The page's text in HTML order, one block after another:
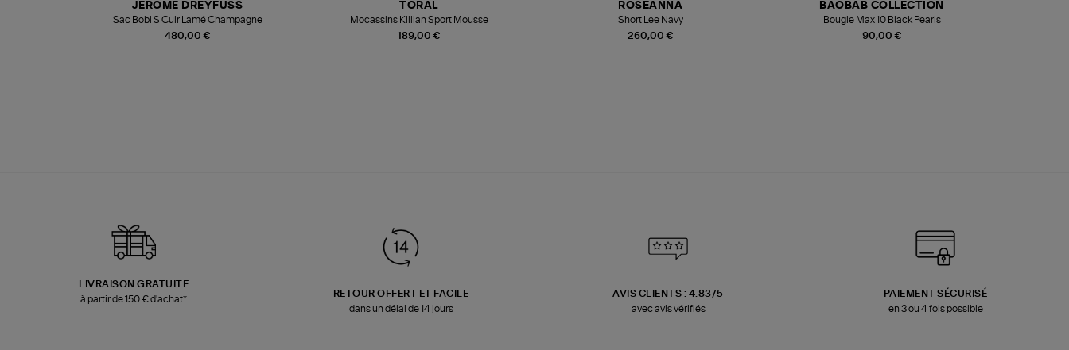
480,00 €
JEROME DREYFUSS
Sac Bobi S Cuir Lamé Champagne
189,00 €
TORAL
Mocassins Killian Sport Mousse
260,00 €
ROSEANNA
Short Lee Navy
90,00 €
BAOBAB COLLECTION
Bougie Max 10 Black Pearls
LIVRAISON GRATUITE
à partir de 150 € d'achat*
RETOUR OFFERT ET FACILE
dans un délai de 14 jours
AVIS CLIENTS : 4.83/5
avec avis vérifiés
PAIEMENT SÉCURISÉ
en 3 ou 4 fois possible